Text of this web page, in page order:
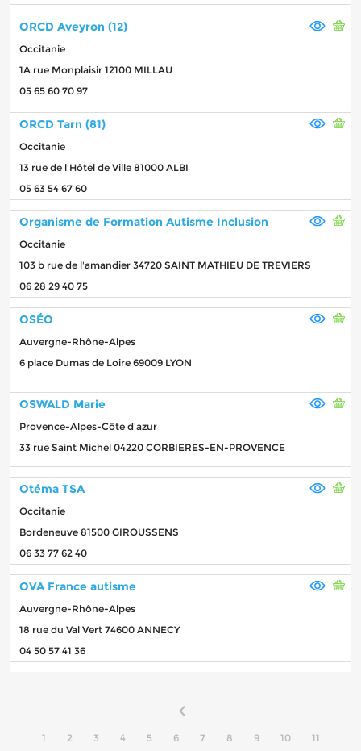
ORCD Aveyron (12)
Occitanie
1A rue Monplaisir 12100 MILLAU
05 65 60 70 97
ORCD Tarn (81)
Occitanie
13 rue de l'Hôtel de Ville 81000 ALBI
05 63 54 67 60
Organisme de Formation Autisme Inclusion
Occitanie
103 b rue de l'amandier 34720 SAINT MATHIEU DE TREVIERS
06 28 29 40 75
OSÉO
Auvergne-Rhône-Alpes
6 place Dumas de Loire 69009 LYON
OSWALD Marie
Provence-Alpes-Côte d'azur
33 rue Saint Michel 04220 CORBIERES-EN-PROVENCE
Otéma TSA
Occitanie
Bordeneuve 81500 GIROUSSENS
06 33 77 62 40
OVA France autisme
Auvergne-Rhône-Alpes
18 rue du Val Vert 74600 ANNECY
04 50 57 41 36
1 2 3 4 5 6 7 8 9 10 11